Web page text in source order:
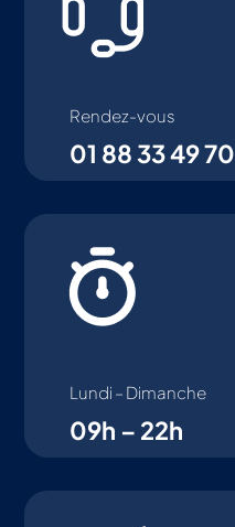
Rendez-vous
01 88 33 49 70
Lundi – Dimanche
09h – 22h